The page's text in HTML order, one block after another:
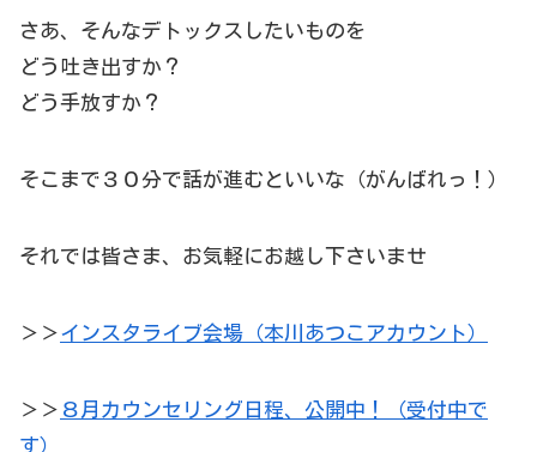
さあ、そんなデトックスしたいものを
どう吐き出すか？
どう手放すか？
そこまで３０分で話が進むといいな（がんばれっ！）
それでは皆さま、お気軽にお越し下さいませ
＞＞インスタライブ会場（本川あつこアカウント）
＞＞ ８月カウンセリング日程、公開中！（受付中で
す）